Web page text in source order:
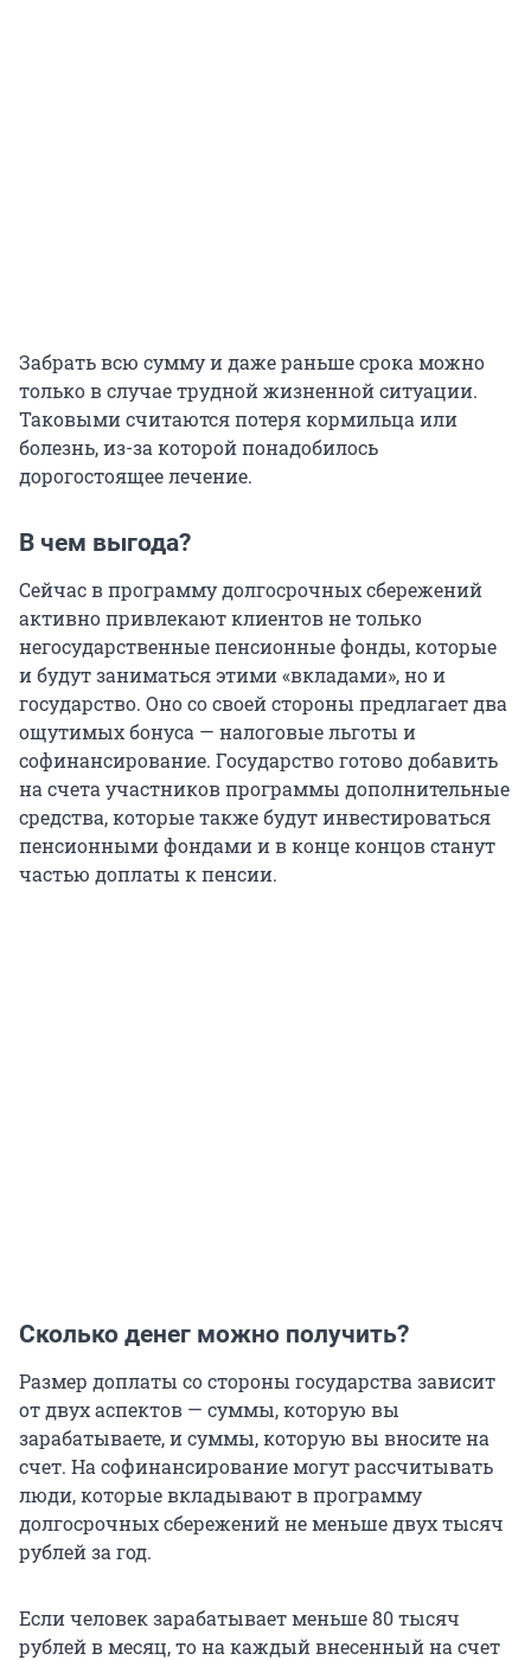
Забрать всю сумму и даже раньше срока можно
только в случае трудной жизненной ситуации.
Таковыми считаются потеря кормильца или
болезнь, из-за которой понадобилось
дорогостоящее лечение.
В чем выгода?
Сейчас в программу долгосрочных сбережений
активно привлекают клиентов не только
негосударственные пенсионные фонды, которые
и будут заниматься этими «вкладами», но и
государство. Оно со своей стороны предлагает два
ощутимых бонуса — налоговые льготы и
софинансирование. Государство готово добавить
на счета участников программы дополнительные
средства, которые также будут инвестироваться
пенсионными фондами и в конце концов станут
частью доплаты к пенсии.
Сколько денег можно получить?
Размер доплаты со стороны государства зависит
от двух аспектов — суммы, которую вы
зарабатываете, и суммы, которую вы вносите на
счет. На софинансирование могут рассчитывать
люди, которые вкладывают в программу
долгосрочных сбережений не меньше двух тысяч
рублей за год.
Если человек зарабатывает меньше 80 тысяч
рублей в месяц, то на каждый внесенный на счет